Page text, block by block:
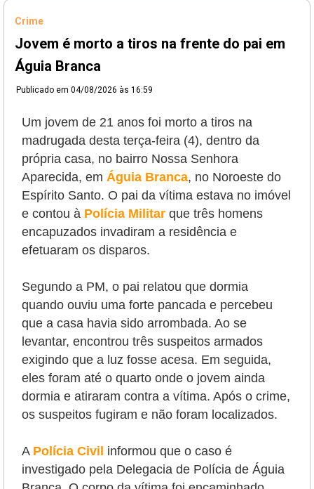
Crime
Jovem é morto a tiros na frente do pai em
Águia Branca
Publicado em 04/08/2026 às 16:59
Um jovem de 21 anos foi morto a tiros na
madrugada desta terça-feira (4), dentro da
própria casa, no bairro Nossa Senhora
Aparecida, em Águia Branca, no Noroeste do
Espírito Santo. O pai da vítima estava no imóvel
e contou à Polícia Militar que três homens
encapuzados invadiram a residência e
efetuaram os disparos.
Segundo a PM, o pai relatou que dormia
quando ouviu uma forte pancada e percebeu
que a casa havia sido arrombada. Ao se
levantar, encontrou três suspeitos armados
exigindo que a luz fosse acesa. Em seguida,
eles foram até o quarto onde o jovem ainda
dormia e atiraram contra a vítima. Após o crime,
os suspeitos fugiram e não foram localizados.
A Polícia Civil informou que o caso é
investigado pela Delegacia de Polícia de Águia